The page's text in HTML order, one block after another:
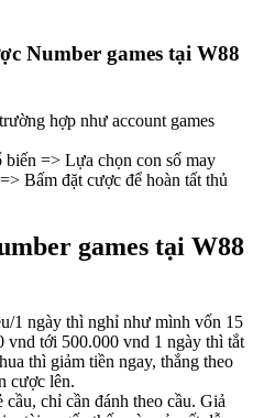
Number games tại W88
trường hợp như account games
biến => Lựa chọn con số may
Bấm đặt cược để hoàn tất thủ
games tại W88
1 ngày thì nghỉ như mình vốn 15
vnd tới 500.000 vnd 1 ngày thì tắt
thì giảm tiền ngay, thắng theo
cược lên.
chỉ cần đánh theo cầu. Giả